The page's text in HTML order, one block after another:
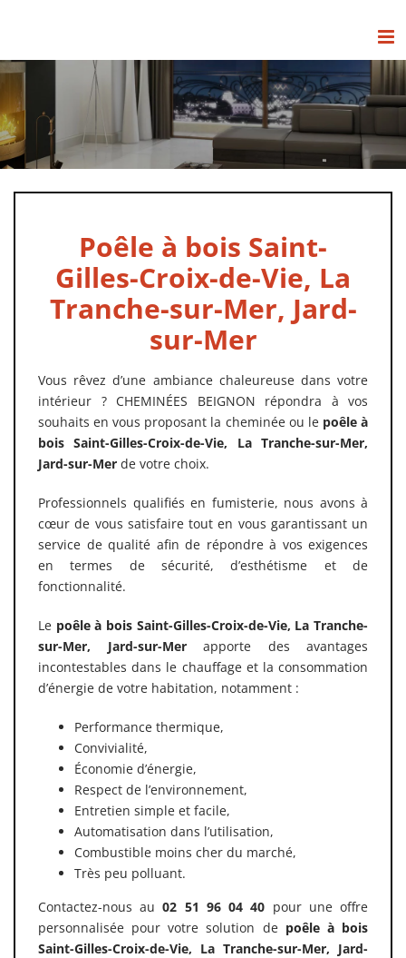
Poêle à bois Saint-
Gilles-Croix-de-Vie, La
Tranche-sur-Mer, Jard-
sur-Mer
Vous rêvez d’une ambiance chaleureuse dans votre
intérieur ? CHEMINÉES BEIGNON répondra à vos
souhaits en vous proposant la cheminée ou le poêle à
bois Saint-Gilles-Croix-de-Vie, La Tranche-sur-Mer,
Jard-sur-Mer de votre choix.
Professionnels qualifiés en fumisterie, nous avons à
cœur de vous satisfaire tout en vous garantissant un
service de qualité afin de répondre à vos exigences
en termes de sécurité, d’esthétisme et de
fonctionnalité.
Le poêle à bois Saint-Gilles-Croix-de-Vie, La Tranche-
sur-Mer, Jard-sur-Mer apporte des avantages
incontestables dans le chauffage et la consommation
d’énergie de votre habitation, notamment :
Performance thermique,
Convivialité,
Économie d’énergie,
Respect de l’environnement,
Entretien simple et facile,
Automatisation dans l’utilisation,
Combustible moins cher du marché,
Très peu polluant.
Contactez-nous au02 51 96 04 40 pour une offre
personnalisée pour votre solution de poêle à bois
Saint-Gilles-Croix-de-Vie, La Tranche-sur-Mer, Jard-